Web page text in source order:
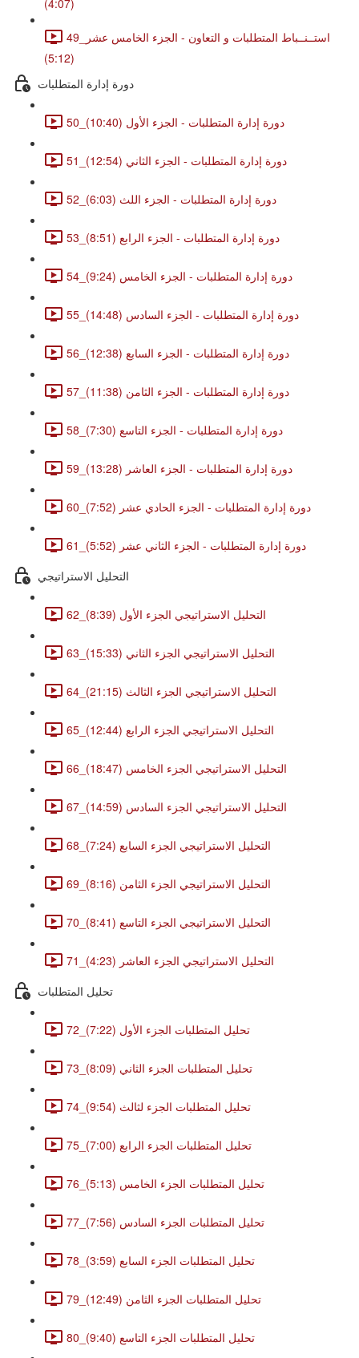
(4:07)
49_استــنــباط المتطلبات و التعاون - الجزء الخامس عشر
(5:12)
دورة إدارة المتطلبات
50_دورة إدارة المتطلبات - الجزء الأول (10:40)
51_دورة إدارة المتطلبات - الجزء الثاني (12:54)
52_دورة إدارة المتطلبات - الجزء اللث (6:03)
53_دورة إدارة المتطلبات - الجزء الرابع (8:51)
54_دورة إدارة المتطلبات - الجزء الخامس (9:24)
55_دورة إدارة المتطلبات - الجزء السادس (14:48)
56_دورة إدارة المتطلبات - الجزء السابع (12:38)
57_دورة إدارة المتطلبات - الجزء الثامن (11:38)
58_دورة إدارة المتطلبات - الجزء التاسع (7:30)
59_دورة إدارة المتطلبات - الجزء العاشر (13:28)
60_دورة إدارة المتطلبات - الجزء الحادي عشر (7:52)
61_دورة إدارة المتطلبات - الجزء الثاني عشر (5:52)
التحليل الاستراتيجي
62_التحليل الاستراتيجي الجزء الأول (8:39)
63_التحليل الاستراتيجي الجزء الثاني (15:33)
64_التحليل الاستراتيجي الجزء الثالث (21:15)
65_التحليل الاستراتيجي الجزء الرابع (12:44)
66_التحليل الاستراتيجي الجزء الخامس (18:47)
67_التحليل الاستراتيجي الجزء السادس (14:59)
68_التحليل الاستراتيجي الجزء السابع (7:24)
69_التحليل الاستراتيجي الجزء الثامن (8:16)
70_التحليل الاستراتيجي الجزء التاسع (8:41)
71_التحليل الاستراتيجي الجزء العاشر (4:23)
تحليل المتطلبات
72_تحليل المتطلبات الجزء الأول (7:22)
73_تحليل المتطلبات الجزء الثاني (8:09)
74_تحليل المتطلبات الجزء لثالث (9:54)
75_تحليل المتطلبات الجزء الرابع (7:00)
76_تحليل المتطلبات الجزء الخامس (5:13)
77_تحليل المتطلبات الجزء السادس (7:56)
78_تحليل المتطلبات الجزء السابع (3:59)
79_تحليل المتطلبات الجزء الثامن (12:49)
80_تحليل المتطلبات الجزء التاسع (9:40)